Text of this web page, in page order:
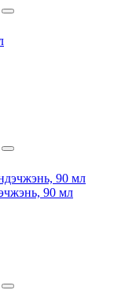
90 мл